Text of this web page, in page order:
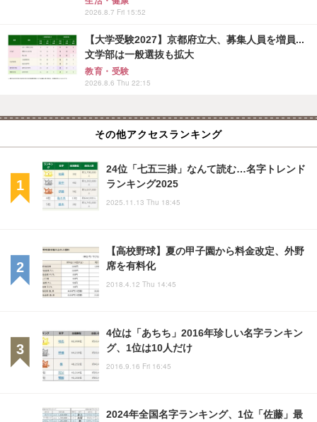
2026.8.7 Fri 15:52
【大学受験2027】京都府立大、募集人員を増員...
文学部は一般選抜も拡大
教育・受験
2026.8.6 Thu 22:15
その他アクセスランキング
24位「七五三掛」なんて読む…名字トレンド
ランキング2025
2025.11.13 Thu 18:45
【高校野球】夏の甲子園から料金改定、外野
席を有料化
2018.4.12 Thu 14:45
4位は「あちち」2016年珍しい名字ランキン
グ、1位は10人だけ
2016.9.16 Fri 16:45
2024年全国名字ランキング、1位「佐藤」最